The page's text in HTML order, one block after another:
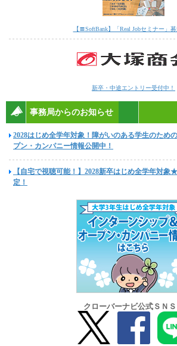
【〓SoftBank】「Real Jobセミナー」募
新卒・中途エントリー受付中！
事務局からのお知らせ
2028はじめ全学年対象！障がいのある学生のため
プン・カンパニー情報公開中！
【自宅で視聴可能！】2028新卒はじめ全学年対
定！
クローバーナビ公式ＳＮＳ